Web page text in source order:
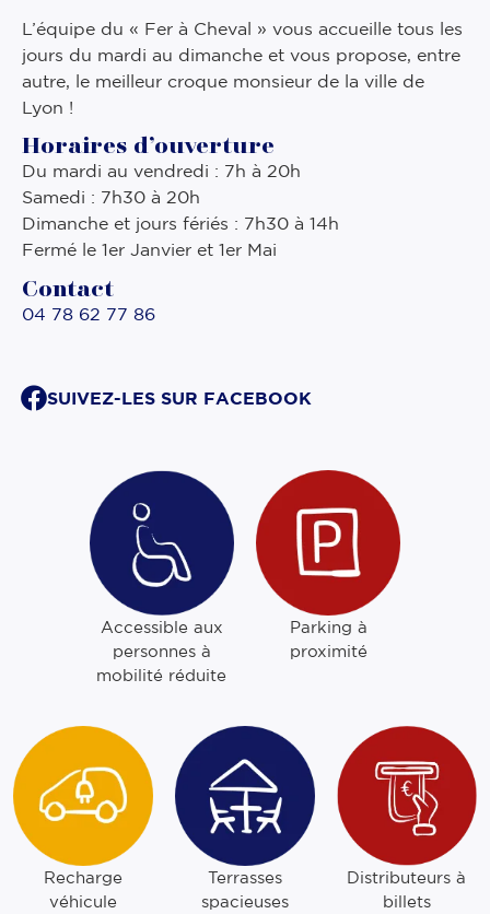
L’équipe du « Fer à Cheval » vous accueille tous les
jours du mardi au dimanche et vous propose, entre
autre, le meilleur croque monsieur de la ville de
Lyon !
Horaires d’ouverture
Du mardi au vendredi : 7h à 20h
Samedi : 7h30 à 20h
Dimanche et jours fériés : 7h30 à 14h
Fermé le 1er Janvier et 1er Mai
Contact
04 78 62 77 86
SUIVEZ-LES SUR FACEBOOK
Accessible aux
personnes à
mobilité réduite
Parking à
proximité
Recharge
véhicule
Terrasses
spacieuses
Distributeurs à
billets